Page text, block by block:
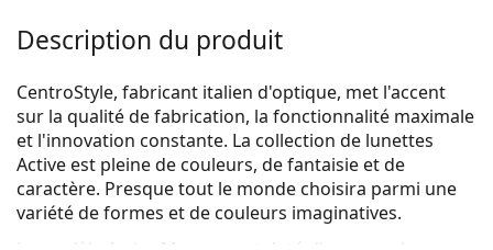
Description du produit
CentroStyle, fabricant italien d'optique, met l'accent
sur la qualité de fabrication, la fonctionnalité maximale
et l'innovation constante. La collection de lunettes
Active est pleine de couleurs, de fantaisie et de
caractère. Presque tout le monde choisira parmi une
variété de formes et de couleurs imaginatives.